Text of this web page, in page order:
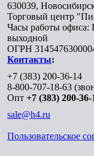
630039,
Торговый центр
Часы работы офиса:
выходной
ОГРН
Контакты:
+7 (383) 200-36-14
8-800-707-18-63
Опт +7 (383) 200-36-
sale@h4.ru
Пользовательское